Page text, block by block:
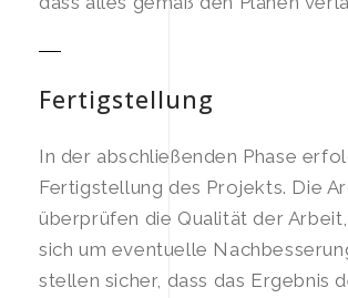
Fertigstellung
In der abschließenden Phase
Fertigstellung des Projekts. Die
überprüfen die Qualität der
sich um eventuelle
stellen sicher, dass das Ergebnis